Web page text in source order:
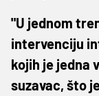
"U jednom
intervenciju
kojih je jedna
suzavac, što